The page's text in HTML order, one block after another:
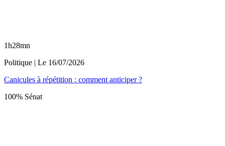
1h28mn
Politique | Le 16/07/2026
Canicules à répétition : comment anticiper ?
100% Sénat